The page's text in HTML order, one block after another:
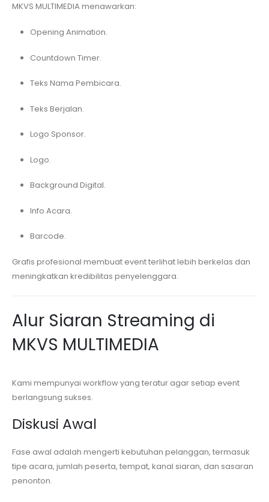
MKVS MULTIMEDIA menawarkan:
Opening Animation.
Countdown Timer.
Teks Nama Pembicara.
Teks Berjalan.
Logo Sponsor.
Logo.
Background Digital.
Info Acara.
Barcode.
Grafis profesional membuat event terlihat lebih berkelas dan
meningkatkan kredibilitas penyelenggara.
Alur Siaran Streaming di
MKVS MULTIMEDIA
Kami mempunyai workflow yang teratur agar setiap event
berlangsung sukses.
Diskusi Awal
Fase awal adalah mengerti kebutuhan pelanggan, termasuk
tipe acara, jumlah peserta, tempat, kanal siaran, dan sasaran
penonton.